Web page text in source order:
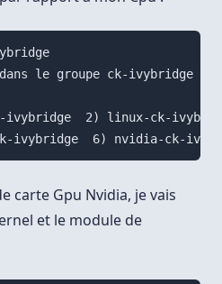
le groupe ck-ivybridge :
ivybridge  2) linux-ck-
carte Gpu Nvidia, je vais
et le module de